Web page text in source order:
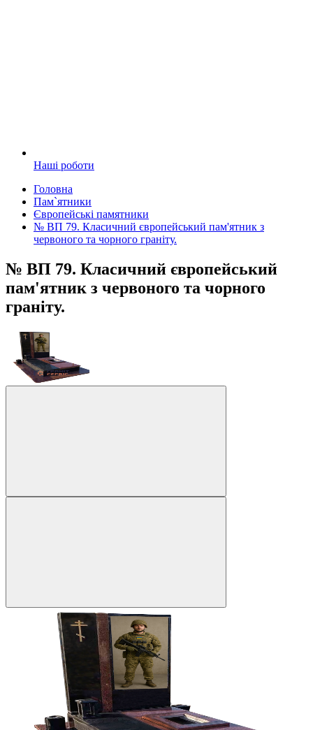
Наші роботи
Головна
Пам`ятники
Європейські памятники
№ ВП 79. Класичний європейський пам'ятник з
червоного та чорного граніту.
№ ВП 79. Класичний європейський
пам'ятник з червоного та чорного
граніту.